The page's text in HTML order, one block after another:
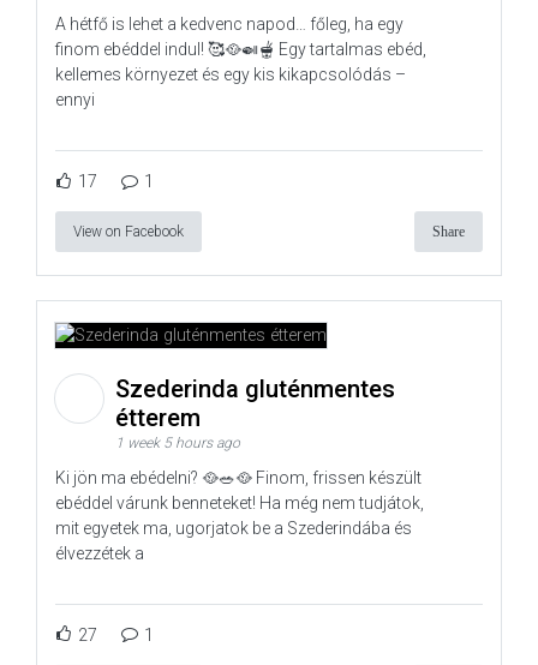
A hétfő is lehet a kedvenc napod… főleg, ha egy
finom ebéddel indul! 🥰🥘🍛🫕 Egy tartalmas ebéd,
kellemes környezet és egy kis kikapcsolódás –
ennyi
17 1
View on Facebook Share
Szederinda gluténmentes
étterem
1 week 5 hours ago
Ki jön ma ebédelni? 🥘🥗🥘 Finom, frissen készült
ebéddel várunk benneteket! Ha még nem tudjátok,
mit egyetek ma, ugorjatok be a Szederindába és
élvezzétek a
27 1